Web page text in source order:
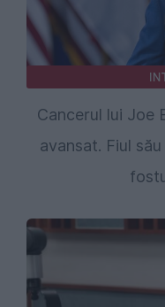
Cancerul lui Joe
avansat. Fiul